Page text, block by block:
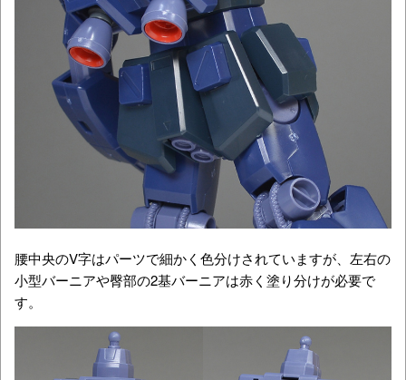
腰中央のV字はパーツで細かく色分けされていますが、左右の
小型バーニアや臀部の2基バーニアは赤く塗り分けが必要で
す。